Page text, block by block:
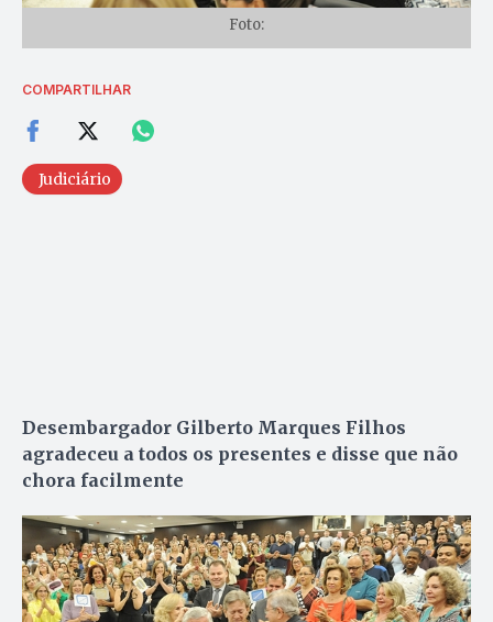
Foto:
COMPARTILHAR
Judiciário
Desembargador Gilberto Marques Filhos
agradeceu a todos os presentes e disse que não
chora facilmente